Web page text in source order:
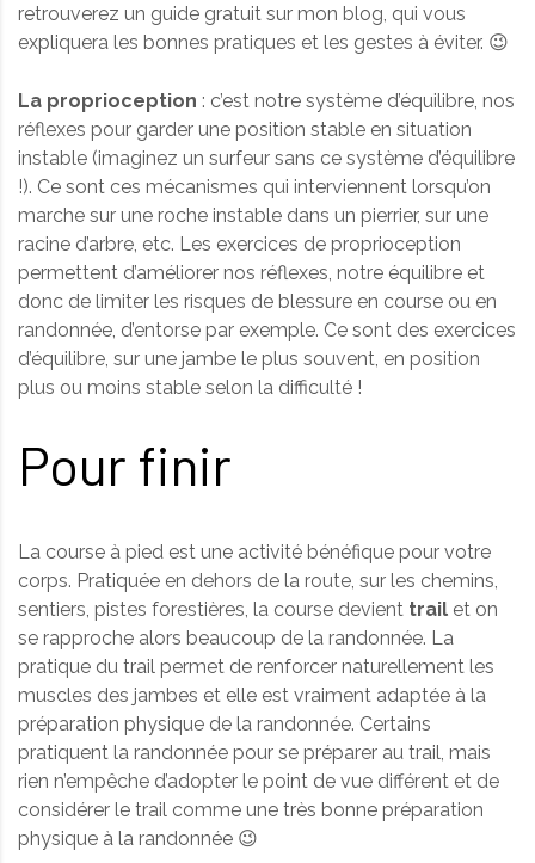
retrouverez un guide gratuit sur mon blog, qui vous
expliquera les bonnes pratiques et les gestes à éviter. 😉
La proprioception : c’est notre système d’équilibre, nos
réflexes pour garder une position stable en situation
instable (imaginez un surfeur sans ce système d’équilibre
!). Ce sont ces mécanismes qui interviennent lorsqu’on
marche sur une roche instable dans un pierrier, sur une
racine d’arbre, etc. Les exercices de proprioception
permettent d’améliorer nos réflexes, notre équilibre et
donc de limiter les risques de blessure en course ou en
randonnée, d’entorse par exemple. Ce sont des exercices
d’équilibre, sur une jambe le plus souvent, en position
plus ou moins stable selon la difficulté !
Pour finir
La course à pied est une activité bénéfique pour votre
corps. Pratiquée en dehors de la route, sur les chemins,
sentiers, pistes forestières, la course devient trail et on
se rapproche alors beaucoup de la randonnée. La
pratique du trail permet de renforcer naturellement les
muscles des jambes et elle est vraiment adaptée à la
préparation physique de la randonnée. Certains
pratiquent la randonnée pour se préparer au trail, mais
rien n’empêche d’adopter le point de vue différent et de
considérer le trail comme une très bonne préparation
physique à la randonnée 😉